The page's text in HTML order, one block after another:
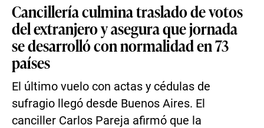
Cancillería culmina traslado de votos
del extranjero y asegura que jornada
se desarrolló con normalidad en 73
países
El último vuelo con actas y cédulas de
sufragio llegó desde Buenos Aires. El
canciller Carlos Pareja afirmó que la